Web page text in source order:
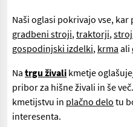
Naši oglasi pokrivajo vse,
gradbeni stroji,traktorji,
gospodinjski izdelki, krma ali
Na trgu živali kmetje
pribor za hišne živali in še
kmetijstvu in plačno delo tu
interesenta.